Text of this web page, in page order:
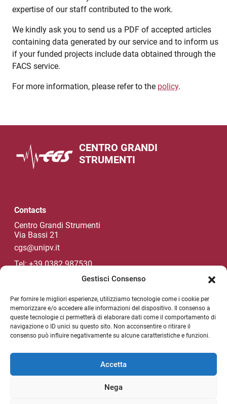
Gestisci Consenso
Per fornire le migliori esperienze, utilizziamo tecnologie come i cookie per
memorizzare e/o accedere alle informazioni del dispositivo. Il consenso a
queste tecnologie ci permetterà di elaborare dati come il comportamento di
navigazione o ID unici su questo sito. Non acconsentire o ritirare il
consenso può influire negativamente su alcune caratteristiche e funzioni.
Accetta
Nega
expertise of our staff contributed to the work.
We kindly ask you to send us a PDF of accepted articles
containing data generated by our service and to inform us
if your funded projects include data obtained through the
FACS service.
For more information, please refer to the policy.
CENTRO GRANDI
STRUMENTI
Contacts
Centro Grandi Strumenti
Via Bassi 21
cgs@unipv.it
Tel: +39 0382 987530
Unipv Socials
Useful link section
Privacy policy